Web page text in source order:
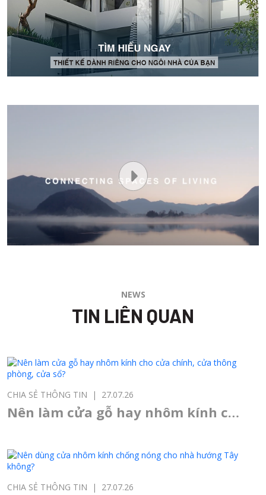
NEWS
TIN LIÊN QUAN
CHIA SẺ THÔNG TIN | 27.07.26
Nên làm cửa gỗ hay nhôm kính cho
sổ?
CHIA SẺ THÔNG TIN | 27.07.26